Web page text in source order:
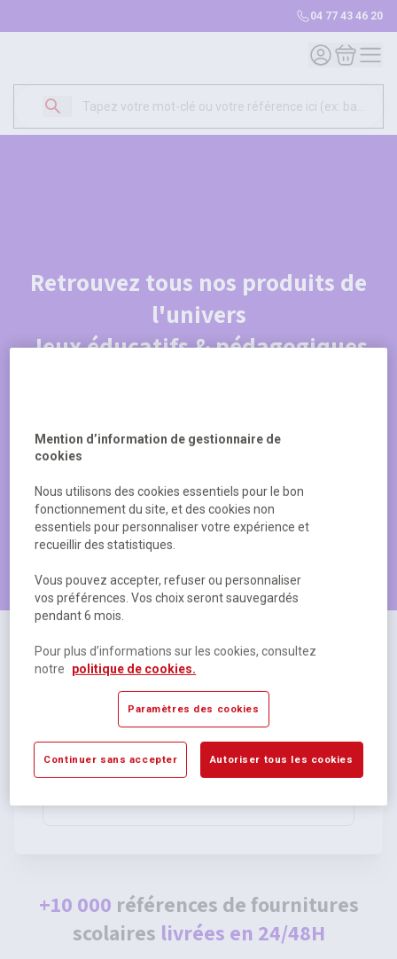
04 77 43 46 20
Mon compte
Mon
Retrouvez tous nos produits de
l'univers
Jeux éducatifs & pédagogiques
Les produits les plus populaires
Cahier polypropylène 48 pages Seyes 17x22 cm
+10 000 références de fournitures
scolaires livrées en 24/48H
Mention d’information de gestionnaire de
cookies
Nous utilisons des cookies essentiels pour le bon
fonctionnement du site, et des cookies non
essentiels pour personnaliser votre expérience et
recueillir des statistiques.
Vous pouvez accepter, refuser ou personnaliser
vos préférences. Vos choix seront sauvegardés
pendant 6 mois.
Pour plus d’informations sur les cookies, consultez
notre
politique de cookies.
Paramètres des cookies
Continuer sans accepter Autoriser tous les cookies